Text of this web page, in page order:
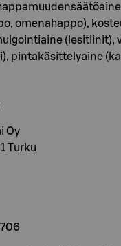
omenahappo),
(lesitiinit),
pintakäsittelyaine
Oy
Turku